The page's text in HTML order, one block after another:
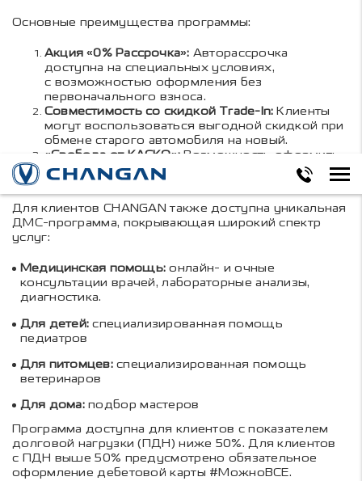
Основные преимущества программы:
Акция «0% Рассрочка»: Авторассрочка
доступна на специальных условиях,
с возможностью оформления без
первоначального взноса.
Совместимость со скидкой Trade-In: Клиенты
могут воспользоваться выгодной скидкой при
обмене старого автомобиля на новый.
«Свобода от КАСКО»: Возможность оформить
авторассрочку без обязательного страхования
КАСКО.
Для клиентов CHANGAN также доступна уникальная
ДМС-программа, покрывающая широкий спектр
услуг:
Медицинская помощь: онлайн- и очные
консультации врачей, лабораторные анализы,
диагностика.
Для детей: специализированная помощь
педиатров
Для питомцев:специализированная помощь
ветеринаров
Для дома:подбор мастеров
Программа доступна для клиентов с показателем
долговой нагрузки (ПДН) ниже 50%. Для клиентов
с ПДН выше 50% предусмотрено обязательное
оформление дебетовой карты #МожноВСЕ.